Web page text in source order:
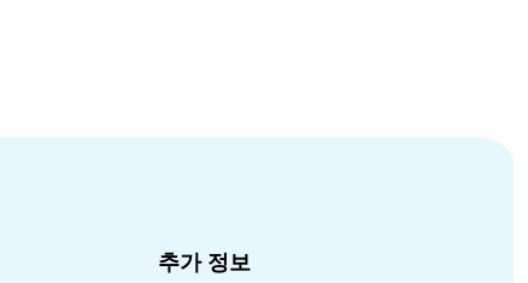
추가 정보